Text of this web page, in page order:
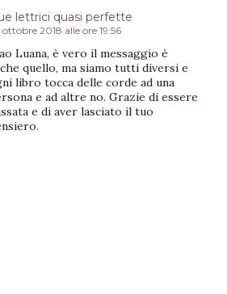
lettrici quasi perfette
ottobre 2018 alle ore 19:56
Luana, è vero il messaggio è
quello, ma siamo tutti diversi e
libro tocca delle corde ad una
e ad altre no. Grazie di essere
e di aver lasciato il tuo